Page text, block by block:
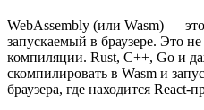
WebAssembly (или Wasm) —
запускаемый в браузере. Это
компиляции. Rust, C++, Go и
скомпилировать в Wasm и
браузера, где находится React-